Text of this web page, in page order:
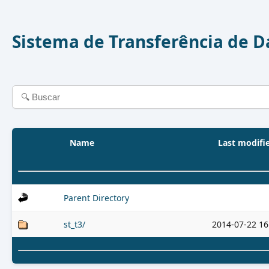
Sistema de Transferência de
Name Last
Parent Directory
st_t3/ 2014-07-22